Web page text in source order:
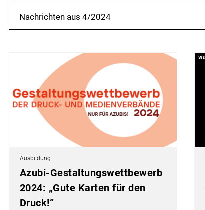
Nachrichten aus 4/2024
Ausbildung
Azubi-Gestaltungs­wettbewerb
2024: „Gute Karten für den
Druck!“